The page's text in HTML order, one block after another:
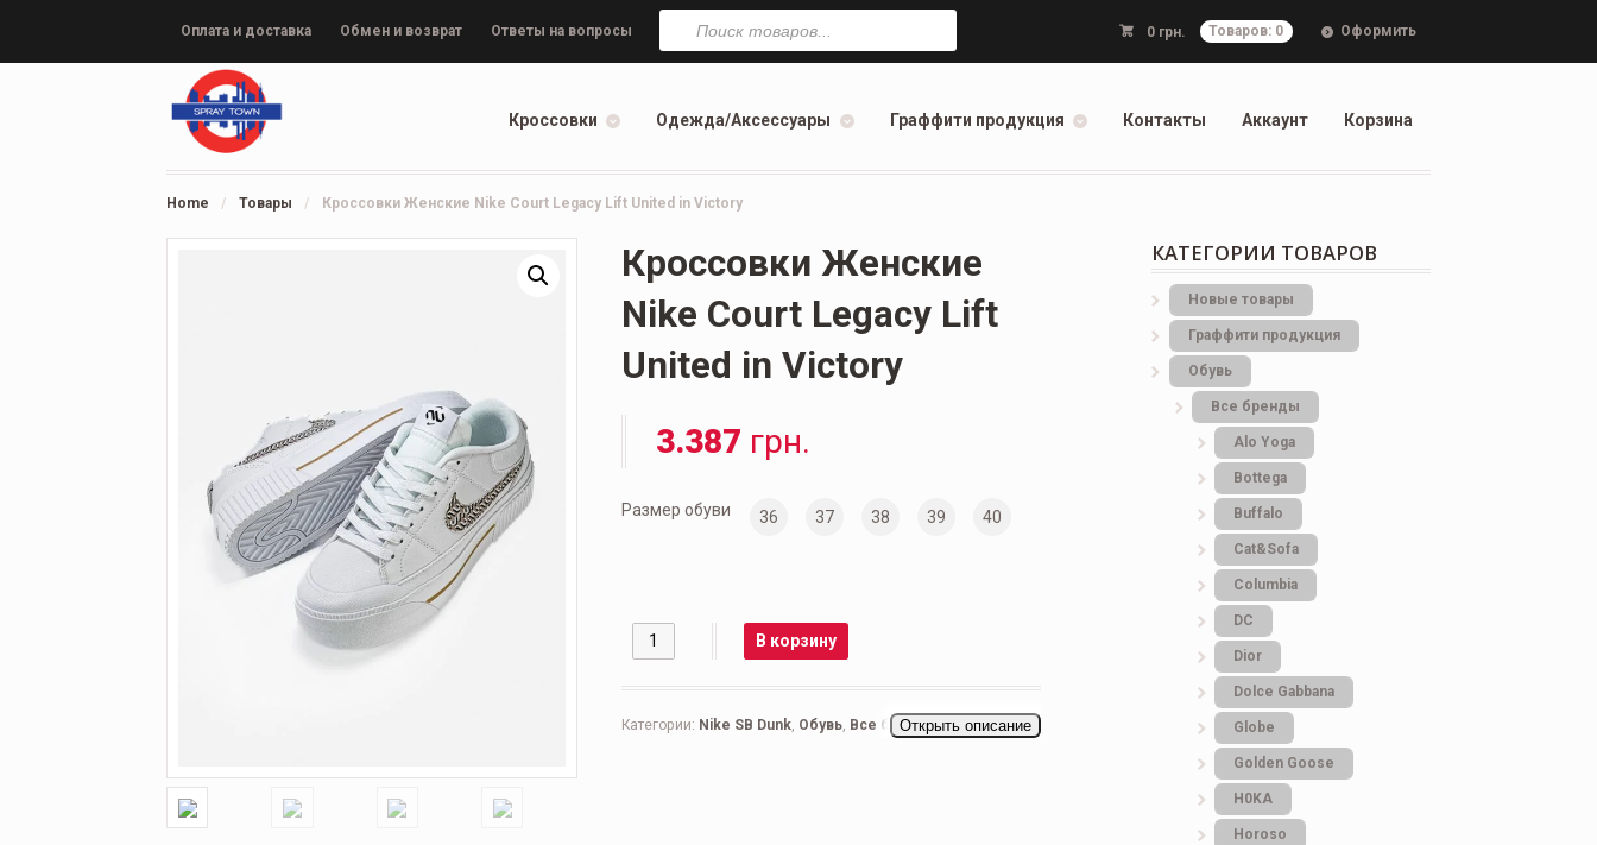
Оплата и доставка Обмен и возврат Ответы на вопросы 0 грн. Товаров: 0 Оформить
Поиск
товаров
Кроссовки Одежда/Аксессуары Граффити продукция Контакты Аккаунт Корзина
Home / Товары / Кроссовки Женские Nike Court Legacy Lift United in Victory
Кроссовки Женские
Nike Court Legacy Lift
United in Victory
3.387 грн.
Размер обуви 36 37 38 39 40
Количество В корзину
Категории: Nike SB Dunk, Обувь, Все бренды,Женская
Открыть описание
КАТЕГОРИИ ТОВАРОВ
Новые товары
Граффити продукция
Обувь
Все бренды
Alo Yoga
Bottеga
Buffalo
Cat&Sofa
Columbia
DC
Dior
Dolce Gabbana
Globe
Golden Goose
H0KA
Horoso